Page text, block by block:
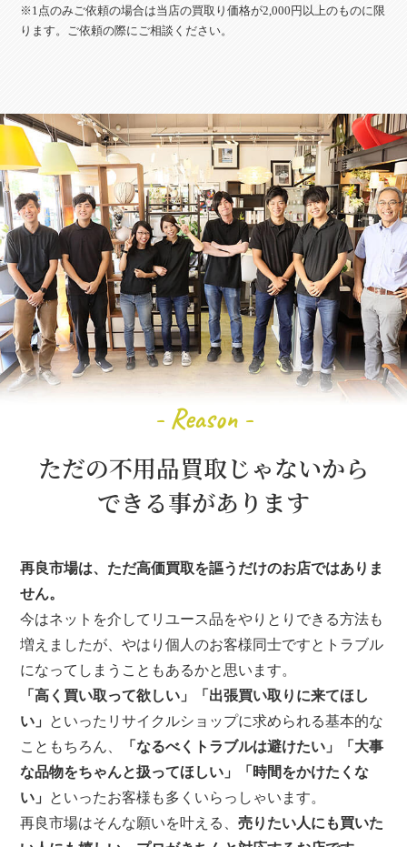
※1点のみご依頼の場合は当店の買取り価格が2,000円以上のものに限
ります。ご依頼の際にご相談ください。
- Reason -
ただの不用品買取じゃないから
できる事があります
再良市場は、ただ高価買取を謳うだけのお店ではありま
せん。
今はネットを介してリユース品をやりとりできる方法も
増えましたが、やはり個人のお客様同士ですとトラブル
になってしまうこともあるかと思います。
「高く買い取って欲しい」「出張買い取りに来てほし
い」 といったリサイクルショップに求められる基本的な
こともちろん、
「なるべくトラブルは避けたい」「大事
な品物をちゃんと扱ってほしい」「時間をかけたくな
い」 といったお客様も多くいらっしゃいます。
再良市場はそんな願いを叶える、売りたい人にも買いた